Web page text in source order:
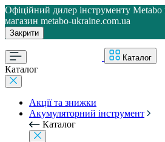
Офіційний дилер інструменту Metabo
магазин metabo-ukraine.com.ua
Закрити
Каталог
Каталог
Акції та знижки
Акумуляторний інструмент
Каталог